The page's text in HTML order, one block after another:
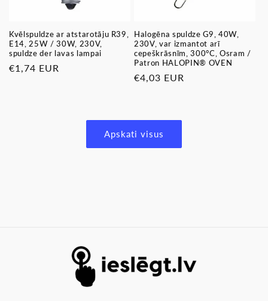
Kvēlspuldze ar atstarotāju R39,
E14, 25W / 30W, 230V,
spuldze der lavas lampai
Parastā
€1,74 EUR
Halogēna spuldze G9, 40W,
230V, var izmantot arī
cepeškrāsnīm, 300°C, Osram /
Patron HALOPIN® OVEN
Parastā
€4,03 EUR
Apskati visus